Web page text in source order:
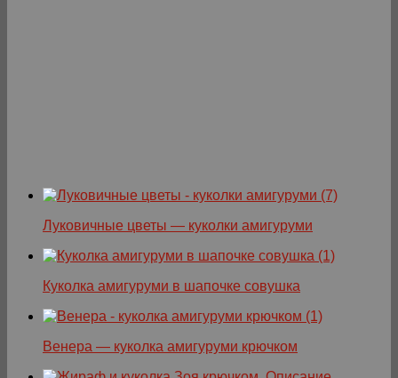
Луковичные цветы — куколки амигуруми
Куколка амигуруми в шапочке совушка
Венера — куколка амигуруми крючком